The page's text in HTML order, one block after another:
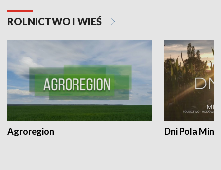
ROLNICTWO I WIEŚ
Agroregion Dni Pola